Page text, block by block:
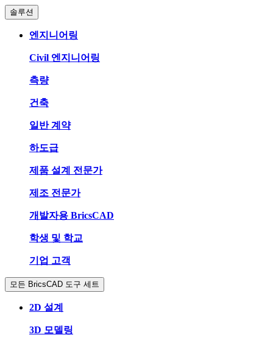
솔루션
엔지니어링
Civil 엔지니어링
측량
건축
일반 계약
하도급
제품 설계 전문가
제조 전문가
개발자용 BricsCAD
학생 및 학교
기업 고객
모든 BricsCAD 도구 세트
2D 설계
3D 모델링